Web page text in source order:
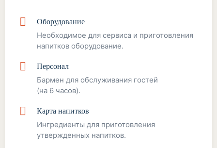
Оборудование
Необходимое для сервиса и приготовления
напитков оборудование.
Персонал
Бармен для обслуживания гостей
(на 6 часов).
Карта напитков
Ингредиенты для приготовления
утвержденных напитков.